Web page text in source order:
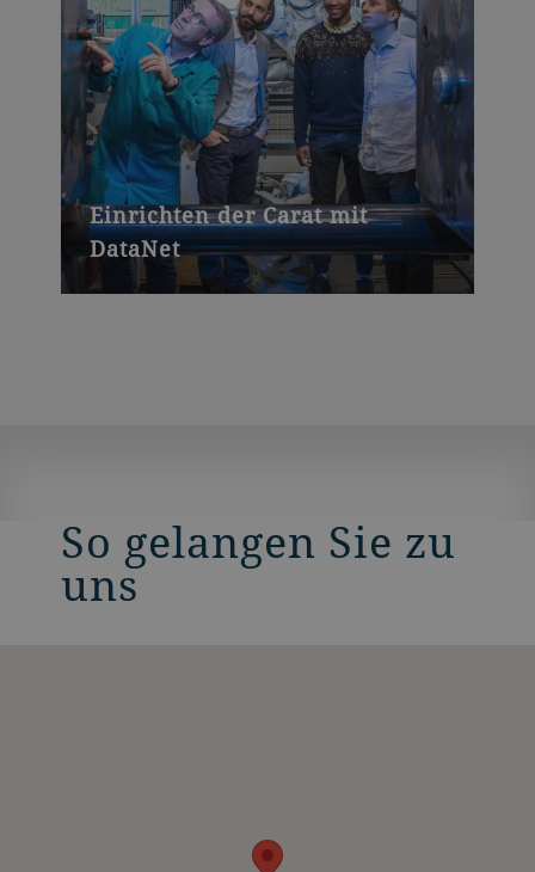
Einrichten der Carat mit
DataNet
So gelangen Sie zu
uns